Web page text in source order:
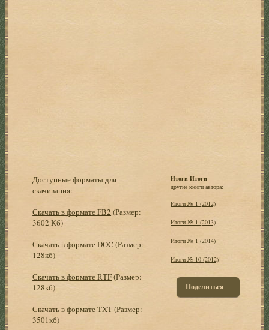
Доступные форматы для
скачивания:
Скачать в формате FB2 (Размер:
3602 Кб)
Скачать в формате DOC (Размер:
128кб)
Скачать в формате RTF(Размер:
128кб)
Скачать в формате TXT(Размер:
3501кб)
Итоги Итоги
другие книги автора:
Итоги № 1 (2012)
Итоги № 1 (2013)
Итоги № 1 (2014)
Итоги № 10 (2012)
Поделиться